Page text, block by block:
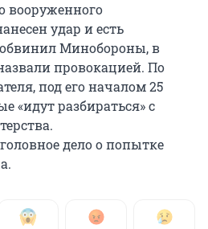
вооруженного
удар и есть
Минобороны, в
провокацией. По
под его началом 25
«идут разбираться» с
дело о попытке